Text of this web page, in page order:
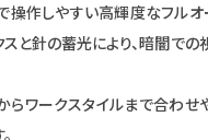
操作しやすい高輝度なフルオ
スと針の蓄光により、暗闇で
らワークスタイルまで合わせ